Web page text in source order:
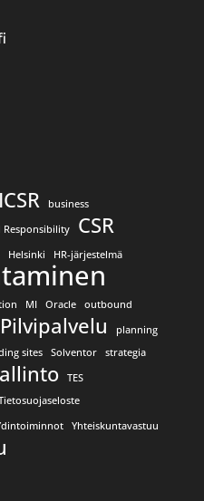
business
Responsibility CSR
Helsinki HR-järjestelmä
MI Oracle
outbound
Pilvipalvelu
planning
sites Solventor strategia
TES
Yhteiskuntavastuu